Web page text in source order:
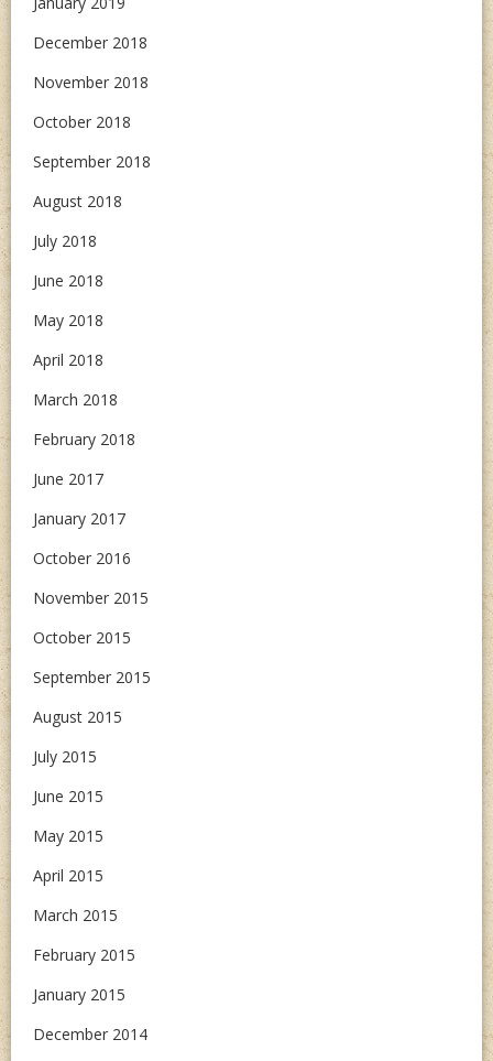
December 2018
November 2018
October 2018
September 2018
August 2018
July 2018
June 2018
May 2018
April 2018
March 2018
February 2018
June 2017
January 2017
October 2016
November 2015
October 2015
September 2015
August 2015
July 2015
June 2015
May 2015
April 2015
March 2015
February 2015
January 2015
December 2014